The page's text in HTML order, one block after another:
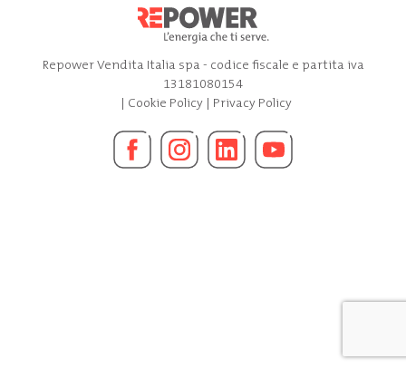
Repower Vendita Italia spa - codice fiscale e partita iva
13181080154
| Cookie Policy| Privacy Policy